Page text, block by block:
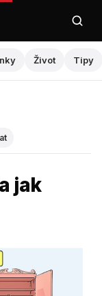
Život Tipy
jak